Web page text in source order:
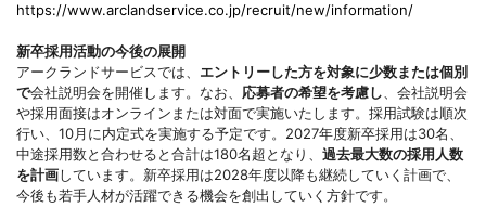
https://www.arclandservice.co.jp/recruit/new/information/
新卒採用活動の今後の展開
アークランドサービスでは、 エントリーした方を対象に少数または個別
で会社説明会を開催します。なお、 応募者の希望を考慮し、会社説明会
や採用面接はオンラインまたは対面で実施いたします。採用試験は順次
行い、10月に内定式を実施する予定です。2027年度新卒採用は30名、
中途採用数と合わせると合計は180名超となり、 過去最大数の採用人数
を計画しています。新卒採用は2028年度以降も継続していく計画で、
今後も若手人材が活躍できる機会を創出していく方針です。